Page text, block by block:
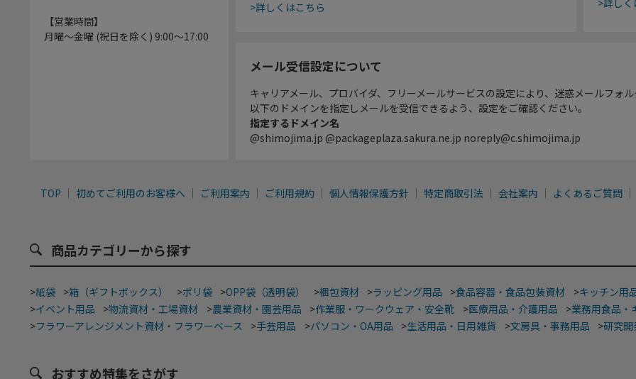
【営業時間】
月曜～金曜 (祝日を除く) 9:00～17:00
>詳しくはこちら
>詳しく
メール受信設定について
キャリアメール、プロバイダ、フリーメールサービスの設定により、迷惑メールフォ
以下のドメインを指定しメールを受信できるよう、設定をご確認ください。
指定するドメイン名
@shimojima.jp @packageplaza.sakura.ne.jp noreply@c.shimojima.jp
TOP 初めてご利用のお客様へ ご利用案内 ご利用規約 個人情報保護方針 特定商取引法 会社案内 よくあるご質問
商品カテゴリーから探す
>紙袋 >箱（ギフトボックス） >ポリ袋 >OPP袋（透明袋） >梱包資材 >ラッピング用品 >食品容器・食品包装資材 >キッチン用
>イベント用品 >物流資材・工場資材 >農業資材・園芸用品 >作業服・ワークウェア・安全靴 >医療用品・介護用品 >業務用食品・
>フラワーアレンジメント資材・フラワーベース >手芸用品 >パソコン・OA用品 >生活用品・日用雑貨 >文房具・事務用品 >研究開
おすすめ特集をさがす